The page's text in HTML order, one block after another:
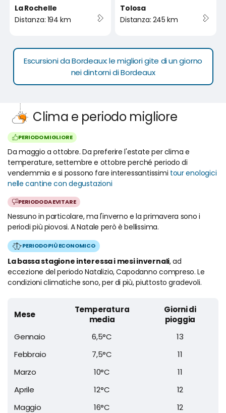
La Rochelle
Distanza: 194 km
Tolosa
Distanza: 245 km
Escursioni da Bordeaux: le migliori gite di un giorno
nei dintorni di Bordeaux
Clima e periodo migliore
PERIODO MIGLIORE
Da maggio a ottobre. Da preferire l'estate per clima e
temperature, settembre e ottobre perché periodo di
vendemmia e si possono fare interessantissimi tour enologici
nelle cantine con degustazioni
PERIODO DA EVITARE
Nessuno in particolare, ma l'inverno e la primavera sono i
periodi più piovosi. A Natale però è bellissima.
PERIODO PIÙ ECONOMICO
La bassa stagione interessa i mesi invernali, ad
eccezione del periodo Natalizio, Capodanno compreso. Le
condizioni climatiche sono, per di più, piuttosto gradevoli.
Mese
Temperatura
media
Giorni di
pioggia
Gennaio
6,5°C
13
Febbraio
7,5°C
11
Marzo
10°C
11
Aprile
12°C
12
Maggio
16°C
12